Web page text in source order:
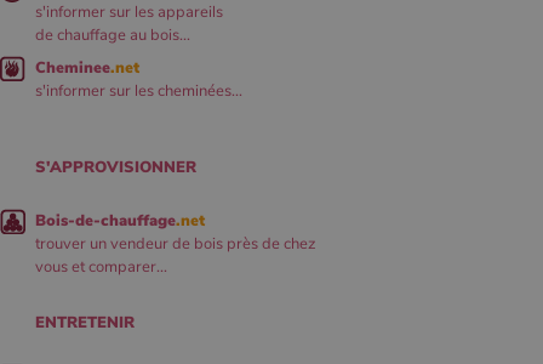
s'informer sur les appareils
de chauffage au bois...
Cheminee.net
s'informer sur les cheminées...
S'APPROVISIONNER
Bois-de-chauffage.net
trouver un vendeur de bois près de chez
vous et comparer...
ENTRETENIR